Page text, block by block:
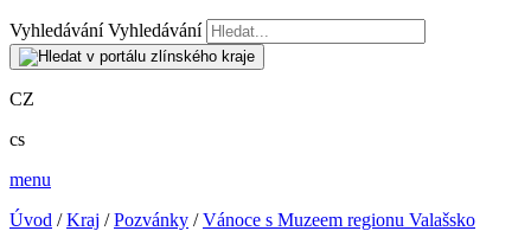
Vyhledávání Vyhledávání
CZ
cs
menu
Úvod /Kraj /Pozvánky /Vánoce s Muzeem regionu Valašsko